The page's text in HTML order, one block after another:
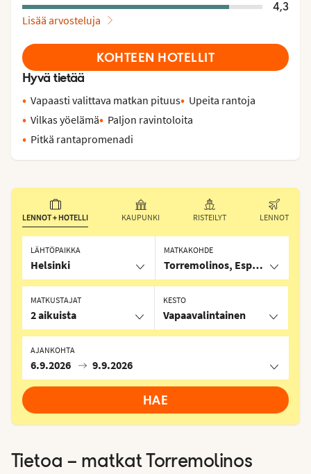
4,3
Lisää arvosteluja
KOHTEEN HOTELLIT
Hyvä tietää
Vapaasti valittava matkan pituus
Upeita rantoja
Vilkas yöelämä
Paljon ravintoloita
Pitkä rantapromenadi
LENNOT + HOTELLI KAUPUNKI RISTEILYT LENNOT
LÄHTÖPAIKKA
Helsinki
MATKAKOHDE
Torremolinos, Espanja
KESTO
Vapaavalintainen
AJANKOHTA
6.9.2026 9.9.2026
MATKUSTAJAT
2 aikuista
HAE
Tietoa – matkatTorremolinos